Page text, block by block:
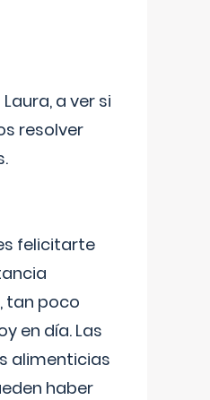
a ver si
resolver
felicitarte
tan poco
en día. Las
alimenticias
haber